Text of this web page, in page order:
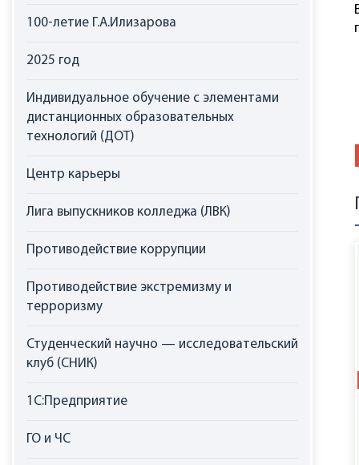
100-летие Г.А.Илизарова
2025 год
Индивидуальное обучение с элементами
дистанционных образовательных
технологий (ДОТ)
Центр карьеры
Лига выпускников колледжа (ЛВК)
Противодействие коррупции
Противодействие экстремизму и
терроризму
Студенческий научно — исследовательский
клуб (СНИК)
1С:Предприятие
ГО и ЧС